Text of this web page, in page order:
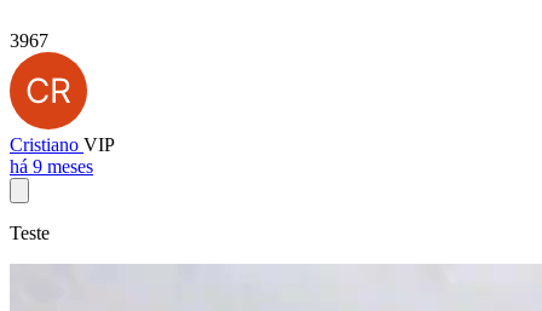
3967
Cristiano VIP
há 9 meses
Teste